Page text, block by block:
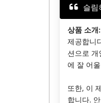
슬림
상품 소개:
제공합니
션으로
에 잘 어
또한, 이
합니다.